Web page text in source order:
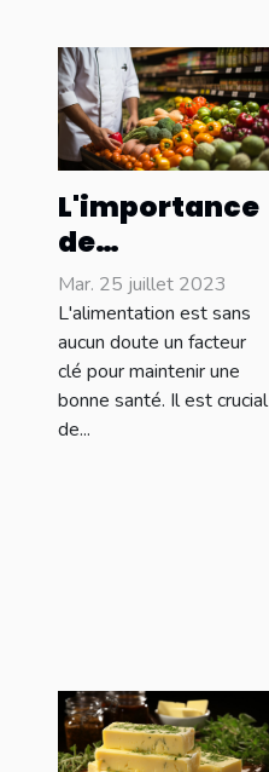
L'importance
de
l'alimentation
pour une
bonne santé
Mar. 25 juillet 2023
L'alimentation est sans
aucun doute un facteur
clé pour maintenir une
bonne santé. Il est crucial
de...